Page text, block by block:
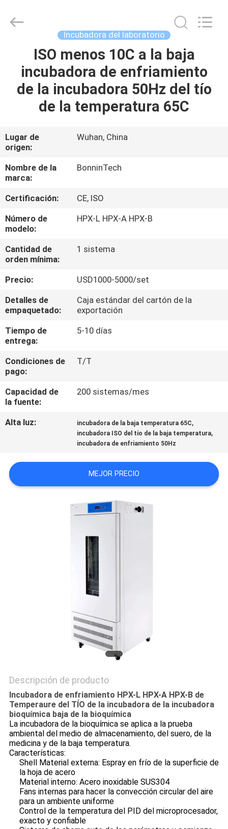
HOGAR
PRODUCTOS
SOBRE
NOSOTROS
VIAJE
DE
LA
FÁBRICA
CONTROL
DE
CALIDAD
EN
CONTACTO
CON
CITA
Technology
Incubadora del laboratorio
ISO menos 10C a la baja
incubadora de enfriamiento
de la incubadora 50Hz del tío
de la temperatura 65C
Lugar de
origen:
Wuhan, China
Nombre de la
marca:
BonninTech
Certificación:
CE, ISO
Número de
modelo:
HPX-L HPX-A HPX-B
Cantidad de
orden mínima:
1 sistema
Precio:
USD1000-5000/set
Detalles de
empaquetado:
Caja estándar del cartón de la
exportación
Tiempo de
entrega:
5-10 días
Condiciones de
pago:
T/T
Capacidad de
la fuente:
200 sistemas/mes
Alta luz: incubadora de la baja temperatura 65C,
incubadora ISO del tío de la baja temperatura,
incubadora de enfriamiento 50Hz
MEJOR PRECIO
Descripción de producto
Incubadora de enfriamiento HPX-L HPX-A HPX-B de
Temperaure del TÍO de la incubadora de la incubadora
bioquímica baja de la bioquímica
La incubadora de la bioquímica se aplica a la prueba
ambiental del medio de almacenamiento, del suero, de la
medicina y de la baja temperatura.
Características:
Shell Material externa: Espray en frío de la superficie de
la hoja de acero
Material interno: Acero inoxidable SUS304
Fans internas para hacer la convección circular del aire
para un ambiente uniforme
Control de la temperatura del PID del microprocesador,
exacto y confiable